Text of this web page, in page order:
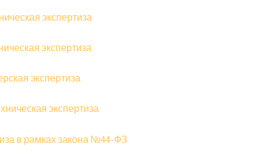
экспертиза
экспертиза
экспертиза
экспертиза
в рамках закона №44-ФЗ